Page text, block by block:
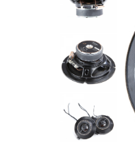
Electrice si Electronice
Electrocasnice Mici
Audio & Video